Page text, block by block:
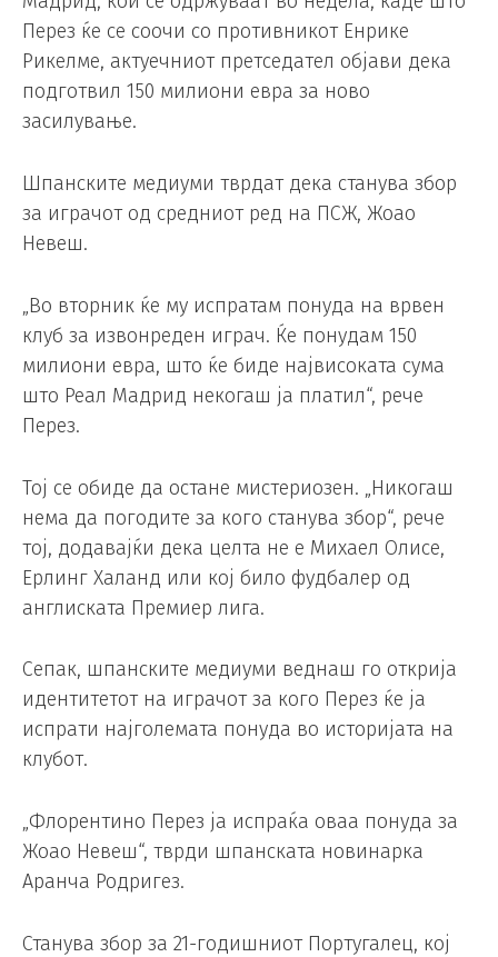
Перез ќе се соочи со противникот Енрике
Рикелме, актуечниот претседател објави дека
подготвил 150 милиони евра за ново
засилување.
Шпанските медиуми тврдат дека станува збор
за играчот од средниот ред на ПСЖ, Жоао
Невеш.
„Во вторник ќе му испратам понуда на врвен
клуб за извонреден играч. Ќе понудам 150
милиони евра, што ќе биде највисоката сума
што Реал Мадрид некогаш ја платил“, рече
Перез.
Тој се обиде да остане мистериозен. „Никогаш
нема да погодите за кого станува збор“, рече
тој, додавајќи дека целта не е Михаел Олисе,
Ерлинг Халанд или кој било фудбалер од
англиската Премиер лига.
Сепак, шпанските медиуми веднаш го открија
идентитетот на играчот за кого Перез ќе ја
испрати најголемата понуда во историјата на
клубот.
„Флорентино Перез ја испраќа оваа понуда за
Жоао Невеш“, тврди шпанската новинарка
Аранча Родригез.
Станува збор за 21-годишниот Португалец, кој